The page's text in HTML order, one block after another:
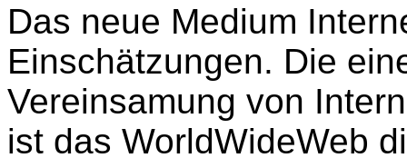
Das neue Medium
Einschätzungen. Die
Vereinsamung von
ist das WorldWideWeb